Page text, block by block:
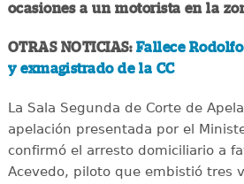
ocasiones a un motorista en la
OTRAS NOTICIAS: Fallece
y exmagistrado de la CC
La Sala Segunda de Corte de
apelación presentada por el
confirmó el arresto domiciliario a
Acevedo, piloto que embistió tres